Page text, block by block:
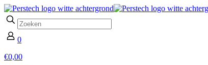
0
€0,00